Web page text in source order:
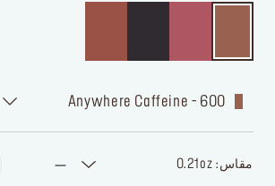
600 - Anywhere Caffeine
مقاس: 0.21oz